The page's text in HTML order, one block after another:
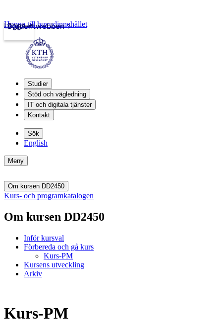
Studentwebben
Logga in
Hoppa till huvudinnehållet
Studier
Stöd och vägledning
IT och digitala tjänster
Kontakt
Sök
English
Meny
Om kursen DD2450
Kurs- och programkatalogen
Om kursen DD2450
Inför kursval
Förbereda och gå kurs
Kurs-PM
Kursens utveckling
Arkiv
Kurs-PM